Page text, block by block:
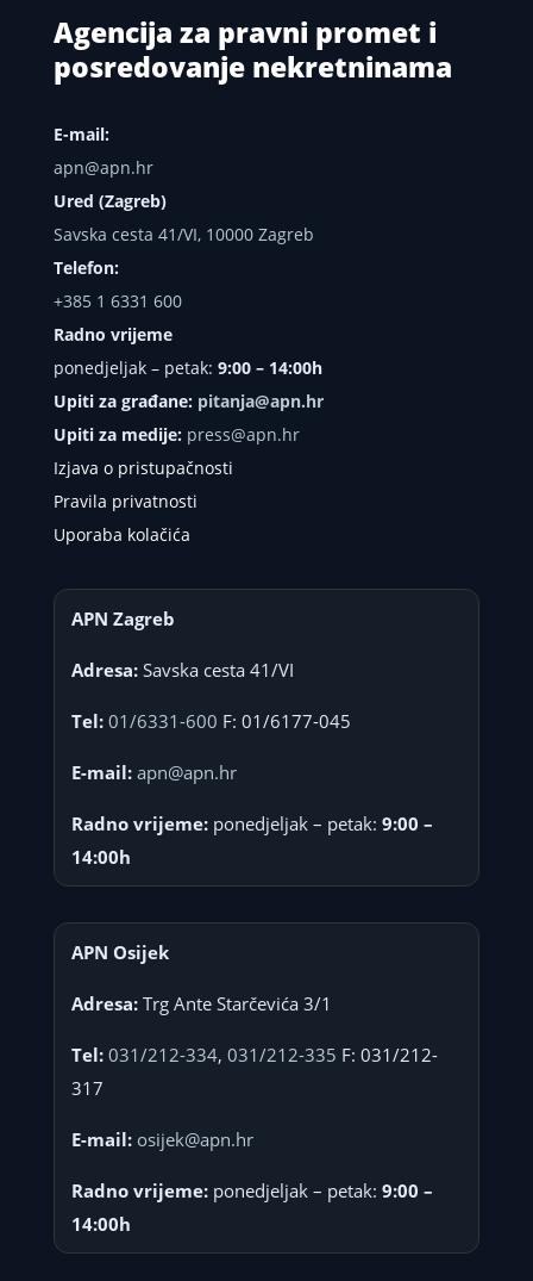
Agencija za pravni promet i
posredovanje nekretninama
E-mail:
apn@apn.hr
Ured (Zagreb)
Savska cesta 41/VI, 10000 Zagreb
Telefon:
+385 1 6331 600
Radno vrijeme
ponedjeljak – petak: 9:00 – 14:00h
Upiti za građane: pitanja@apn.hr
Upiti za medije: press@apn.hr
Izjava o pristupačnosti
Pravila privatnosti
Uporaba kolačića
APN Zagreb
Adresa:Savska cesta 41/VI
Tel: 01/6331-600 F: 01/6177-045
E-mail: apn@apn.hr
Radno vrijeme:ponedjeljak – petak: 9:00 –
14:00h
APN Osijek
Adresa:Trg Ante Starčevića 3/1
Tel: 031/212-334, 031/212-335 F: 031/212-
317
E-mail: osijek@apn.hr
Radno vrijeme:ponedjeljak – petak: 9:00 –
14:00h